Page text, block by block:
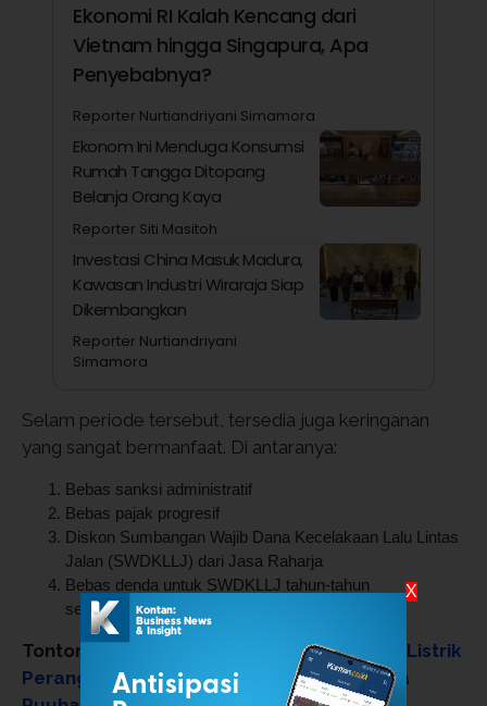
Ekonomi RI Kalah Kencang dari
Vietnam hingga Singapura, Apa
Penyebabnya?
Reporter Nurtiandriyani Simamora
Ekonom Ini Menduga Konsumsi
Rumah Tangga Ditopang
Belanja Orang Kaya
Reporter Siti Masitoh
Investasi China Masuk Madura,
Kawasan Industri Wiraraja Siap
Dikembangkan
Reporter Nurtiandriyani
Simamora
Selam periode tersebut, tersedia juga keringanan
yang sangat bermanfaat. Di antaranya:
Bebas sanksi administratif
Bebas pajak progresif
Diskon Sumbangan Wajib Dana Kecelakaan Lalu Lintas
Jalan (SWDKLLJ) dari Jasa Raharja
Bebas denda untuk SWDKLLJ tahun-tahun
sebelumnya.
Tonton:
Subsidi Tak Pasti, Pabrikan Motor Listrik
Perang Diskon. Honda Kasih Diskon Hingga
X